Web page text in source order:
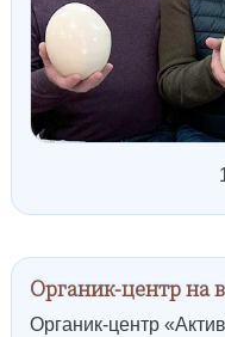
Органик-центр на
Органик-центр